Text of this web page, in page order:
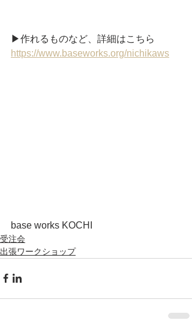
▶︎作れるものなど、詳細はこちら
https://www.baseworks.org/nichikaws
base works KOCHI
受注会
出張ワークショップ